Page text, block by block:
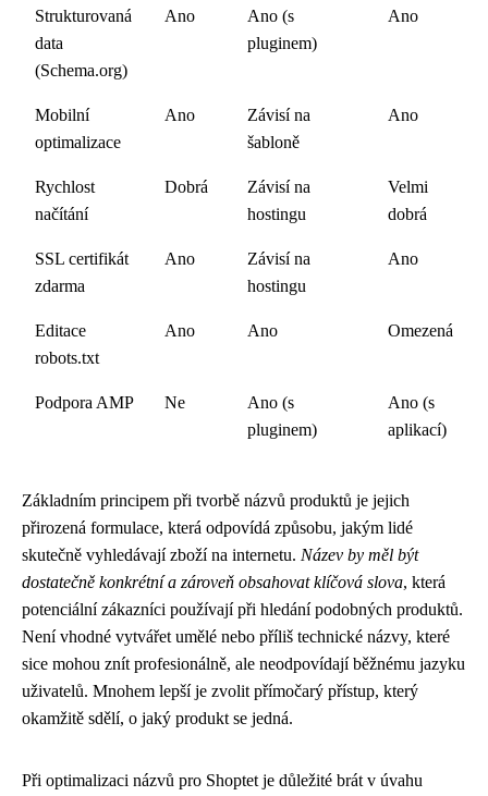
Strukturovaná
data
(Schema.org)
Ano
Ano (s
pluginem)
Ano
Mobilní
optimalizace
Ano
Závisí na
šabloně
Ano
Rychlost
načítání
Dobrá
Závisí na
hostingu
Velmi
dobrá
SSL certifikát
zdarma
Ano
Závisí na
hostingu
Ano
Editace
robots.txt
Ano Ano Omezená
Podpora AMP Ne
Ano (s
pluginem)
Ano (s
aplikací)
Základním principem při tvorbě názvů produktů je jejich
přirozená formulace, která odpovídá způsobu, jakým lidé
skutečně vyhledávají zboží na internetu. Název by měl být
dostatečně konkrétní a zároveň obsahovat klíčová slova, která
potenciální zákazníci používají při hledání podobných produktů.
Není vhodné vytvářet umělé nebo příliš technické názvy, které
sice mohou znít profesionálně, ale neodpovídají běžnému jazyku
uživatelů. Mnohem lepší je zvolit přímočarý přístup, který
okamžitě sdělí, o jaký produkt se jedná.
Při optimalizaci názvů pro Shoptet je důležité brát v úvahu